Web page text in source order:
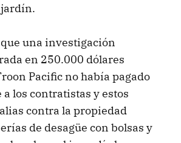
que una investigación
en 250.000 dólares
Pacific no había pagado
los contratistas y estos
contra la propiedad
de desagüe con bolsas y